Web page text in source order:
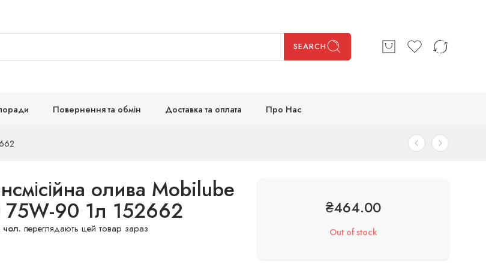
SEARCH
Повернення та обмін Доставка та оплата Про Нас
олива Mobilube
75W-90 1л 152662
чол. переглядають цей товар зараз
₴464.00
Out of stock